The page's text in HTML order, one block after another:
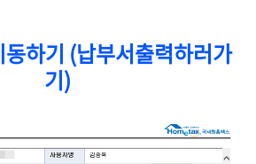
하기 (납부서출력하러가
기)